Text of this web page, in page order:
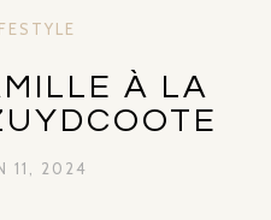
À LA
11, 2024